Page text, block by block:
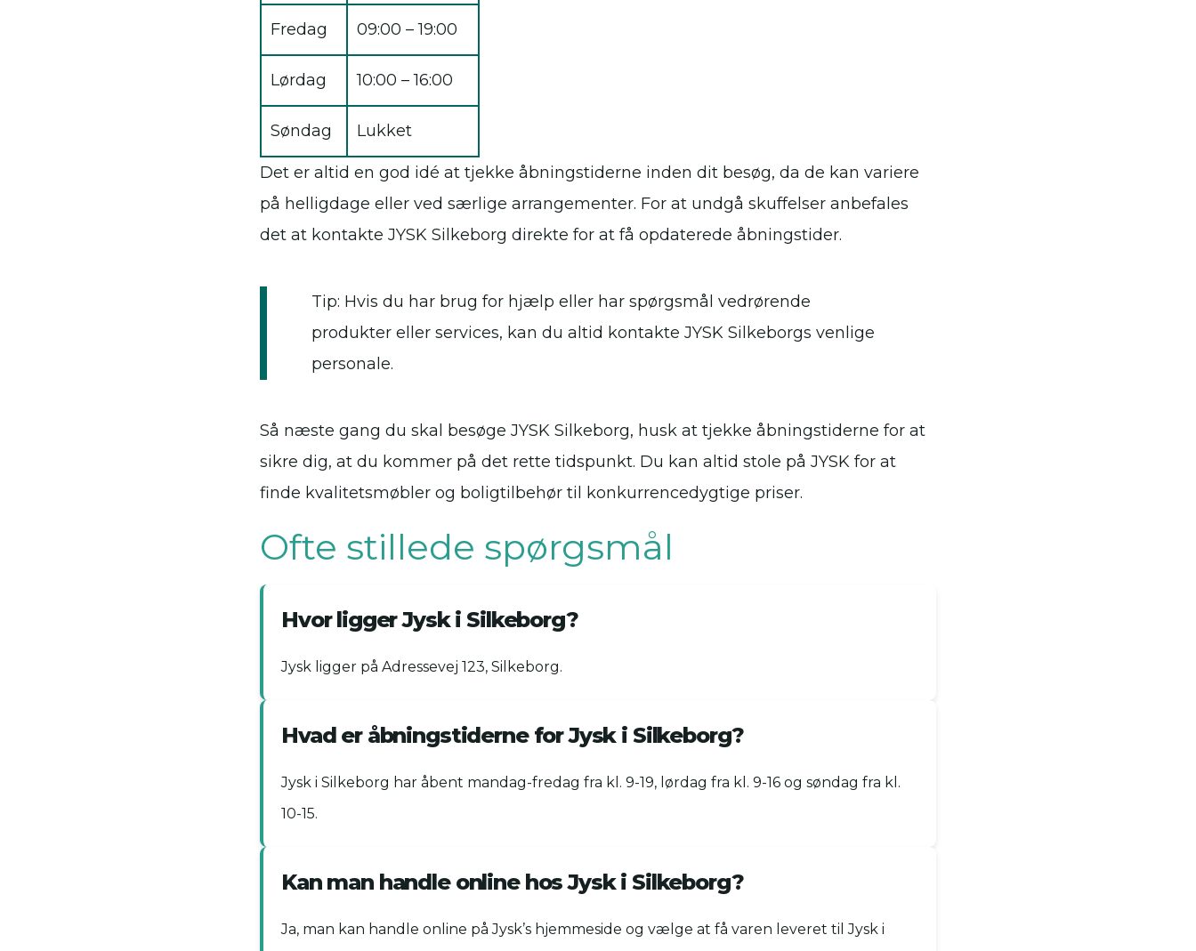
Fredag 09:00 – 19:00
Lørdag 10:00 – 16:00
Søndag Lukket
Det er altid en god idé at tjekke åbningstiderne inden dit besøg, da de kan variere
på helligdage eller ved særlige arrangementer. For at undgå skuffelser anbefales
det at kontakte JYSK Silkeborg direkte for at få opdaterede åbningstider.
Tip: Hvis du har brug for hjælp eller har spørgsmål vedrørende
produkter eller services, kan du altid kontakte JYSK Silkeborgs venlige
personale.
Så næste gang du skal besøge JYSK Silkeborg, husk at tjekke åbningstiderne for at
sikre dig, at du kommer på det rette tidspunkt. Du kan altid stole på JYSK for at
finde kvalitetsmøbler og boligtilbehør til konkurrencedygtige priser.
Ofte stillede spørgsmål
Hvor ligger Jysk i Silkeborg?
Jysk ligger på Adressevej 123, Silkeborg.
Hvad er åbningstiderne for Jysk i Silkeborg?
Jysk i Silkeborg har åbent mandag-fredag fra kl. 9-19, lørdag fra kl. 9-16 og søndag fra kl.
10-15.
Kan man handle online hos Jysk i Silkeborg?
Ja, man kan handle online på Jysk’s hjemmeside og vælge at få varen leveret til Jysk i